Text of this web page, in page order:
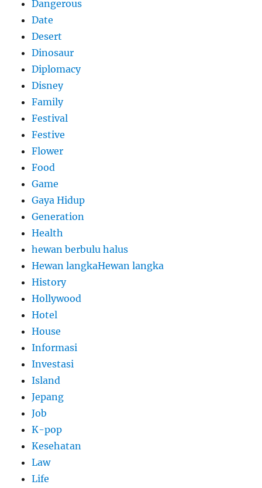
Dangerous
Date
Desert
Dinosaur
Diplomacy
Disney
Family
Festival
Festive
Flower
Food
Game
Gaya Hidup
Generation
Health
hewan berbulu halus
Hewan langkaHewan langka
History
Hollywood
Hotel
House
Informasi
Investasi
Island
Jepang
Job
K-pop
Kesehatan
Law
Life